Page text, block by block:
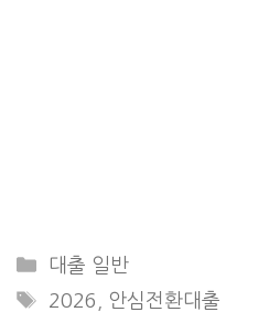
Categories
대출 일반
Tags
2026
안심전환대출